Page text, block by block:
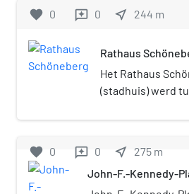
favorite 0 reviews 0 near_me 244 m
Rathaus
Het Rathaus
(stadhuis) werd
architecten
destijds
Schöneberg bij
favorite 0 reviews 0 near_me 275 m
John-F.-Kennedy-